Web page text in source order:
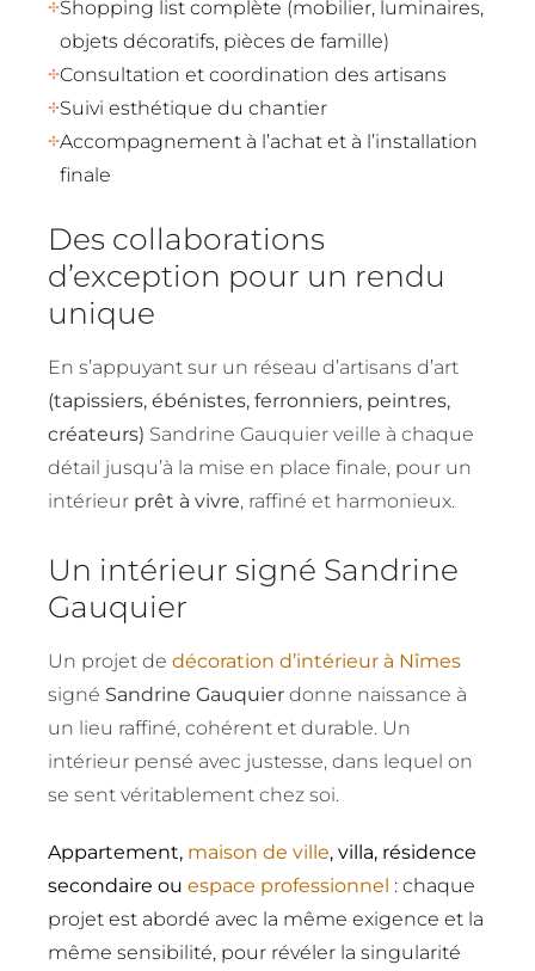
Shopping list complète (mobilier, luminaires,
objets décoratifs, pièces de famille)
Consultation et coordination des artisans
Suivi esthétique du chantier
Accompagnement à l’achat et à l’installation
finale
Des collaborations
d’exception pour un rendu
unique
En s’appuyant sur un réseau d’artisans d’art
(tapissiers, ébénistes, ferronniers, peintres,
créateurs) Sandrine Gauquier veille à chaque
détail jusqu’à la mise en place finale, pour un
intérieur prêt à vivre, raffiné et harmonieux.
Un intérieur signé Sandrine
Gauquier
Un projet de décoration d’intérieur à Nîmes
signé Sandrine Gauquierdonne naissance à
un lieu raffiné, cohérent et durable. Un
intérieur pensé avec justesse, dans lequel on
se sent véritablement chez soi.
Appartement, maison de ville, villa, résidence
secondaire ou espace professionnel : chaque
projet est abordé avec la même exigence et la
même sensibilité, pour révéler la singularité